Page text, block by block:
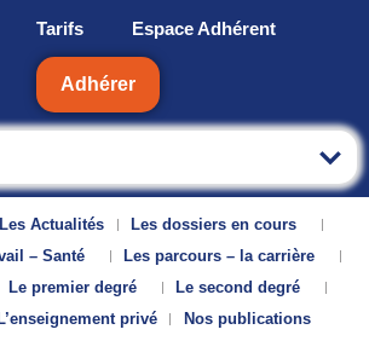
Tarifs Espace Adhérent
Adhérer
Les Actualités
Les dossiers en cours
– Santé
Les parcours – la carrière
Le premier degré
Le second degré
L’enseignement privé Nos publications